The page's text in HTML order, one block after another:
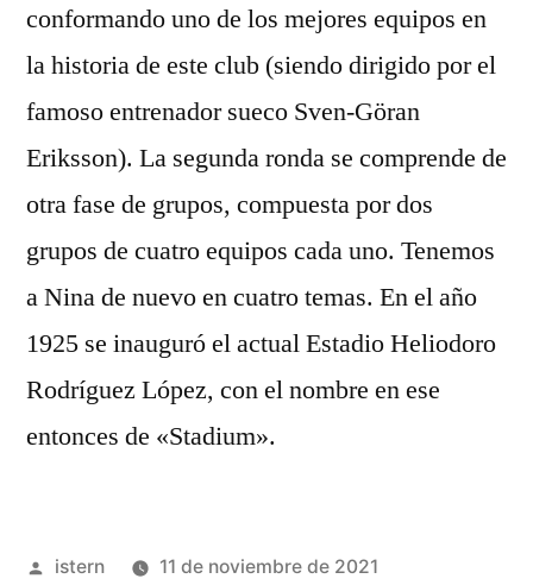
conformando uno de los mejores equipos en
la historia de este club (siendo dirigido por el
famoso entrenador sueco Sven-Göran
Eriksson). La segunda ronda se comprende de
otra fase de grupos, compuesta por dos
grupos de cuatro equipos cada uno. Tenemos
a Nina de nuevo en cuatro temas. En el año
1925 se inauguró el actual Estadio Heliodoro
Rodríguez López, con el nombre en ese
entonces de «Stadium».
Publicado
istern
11 de noviembre de 2021